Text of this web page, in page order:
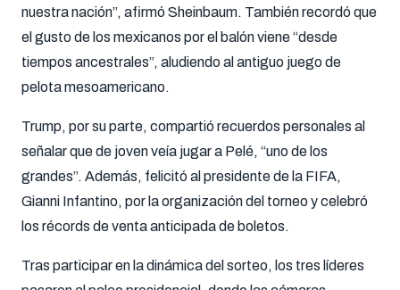
nuestra nación”, afirmó Sheinbaum. También recordó que
el gusto de los mexicanos por el balón viene “desde
tiempos ancestrales”, aludiendo al antiguo juego de
pelota mesoamericano.
Trump, por su parte, compartió recuerdos personales al
señalar que de joven veía jugar a Pelé, “uno de los
grandes”. Además, felicitó al presidente de la FIFA,
Gianni Infantino, por la organización del torneo y celebró
los récords de venta anticipada de boletos.
Tras participar en la dinámica del sorteo, los tres líderes